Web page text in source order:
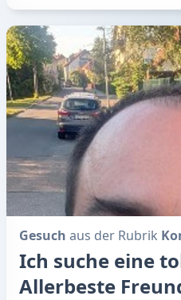
Gesuch aus der Rubrik
Ich suche eine
Allerbeste